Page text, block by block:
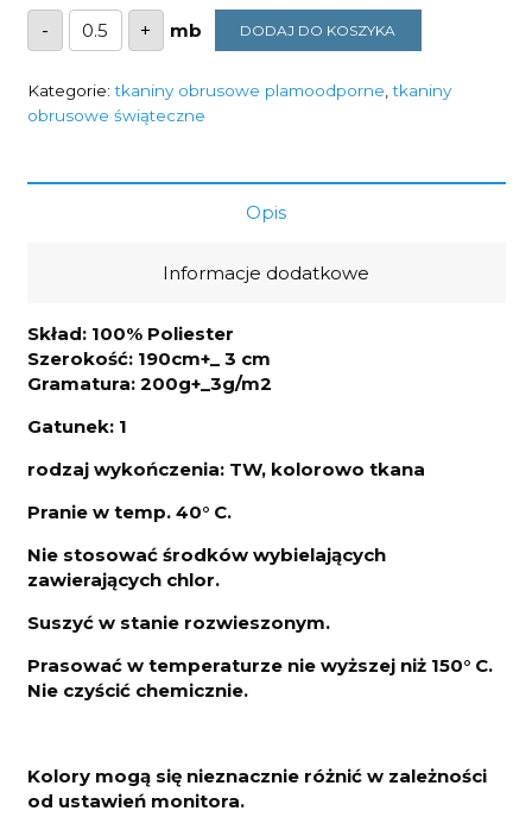
-
ilość
Tkanina
obrusowa
krem
przeplatany
złotem
1,90m
+ DODAJ DO KOSZYKA
Kategorie:tkaniny obrusowe plamoodporne ,tkaniny
obrusowe świąteczne
Opis
Informacje dodatkowe
Skład: 100% Poliester
Szerokość: 190cm+_ 3 cm
Gramatura: 200g+_3g/m2
Gatunek: 1
rodzaj wykończenia: TW, kolorowo tkana
Pranie w temp. 40° C.
Nie stosować środków wybielających
zawierających chlor.
Suszyć w stanie rozwieszonym.
Prasować w temperaturze nie wyższej niż 150° C.
Nie czyścić chemicznie.
Kolory mogą się nieznacznie różnić w zależności
od ustawień monitora.